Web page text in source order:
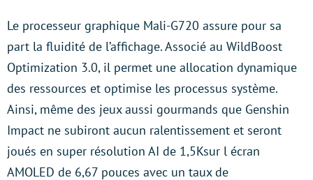
Le processeur graphique Mali-G720 assure pour sa
part la fluidité de l’affichage. Associé au WildBoost
Optimization 3.0, il permet une allocation dynamique
des ressources et optimise les processus système.
Ainsi, même des jeux aussi gourmands que Genshin
Impact ne subiront aucun ralentissement et seront
joués en super résolution AI de 1,5Ksur l écran
AMOLED de 6,67 pouces avec un taux de